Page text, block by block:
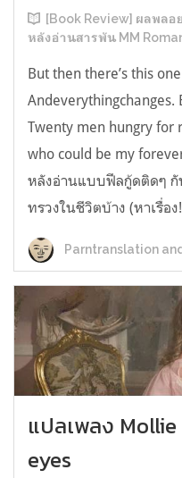
[Book Review] ผลพลอ
หลังอ่านสารพัน MM
But then there’s this
Andeverythingchanges.
Twenty men hungry for
who could be my
หลังอ่านแบบฟีลกู้ดติดๆ กั
ทรวงในชีวิตบ้าง (หาเรื่อ
Parntranslation
แปลเพลง
eyes